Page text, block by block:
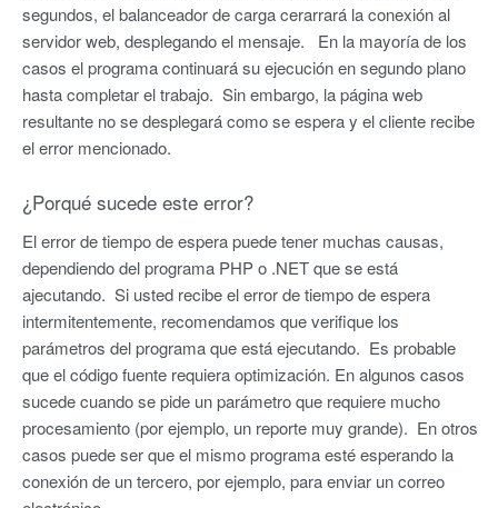
segundos, el balanceador de carga cerarrará la conexión al
servidor web, desplegando el mensaje. En la mayoría de los
casos el programa continuará su ejecución en segundo plano
hasta completar el trabajo. Sin embargo, la página web
resultante no se desplegará como se espera y el cliente recibe
el error mencionado.
¿Porqué sucede este error?
El error de tiempo de espera puede tener muchas causas,
dependiendo del programa PHP o .NET que se está
ajecutando. Si usted recibe el error de tiempo de espera
intermitentemente, recomendamos que verifique los
parámetros del programa que está ejecutando. Es probable
que el código fuente requiera optimización. En algunos casos
sucede cuando se pide un parámetro que requiere mucho
procesamiento (por ejemplo, un reporte muy grande). En otros
casos puede ser que el mismo programa esté esperando la
conexión de un tercero, por ejemplo, para enviar un correo